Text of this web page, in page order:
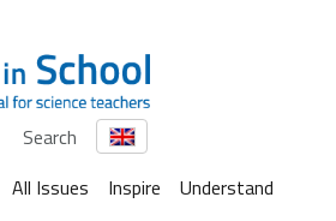
Search
All Issues Inspire
Understand